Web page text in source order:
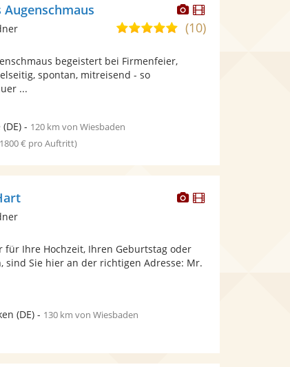
Dieser
Künstler
stellt
Dieser
Künstler
4,9
5
(10)
begeistert bei Firmenfeier,
spontan, mitreisend - so
...
(DE)- 120 km von Wiesbaden
€ pro Auftritt)
Dieser
bereit.
Dieser
für Ihre Hochzeit, Ihren Geburtstag oder
sind Sie hier an der richtigen Adresse: Mr.
(DE)- 130 km von Wiesbaden